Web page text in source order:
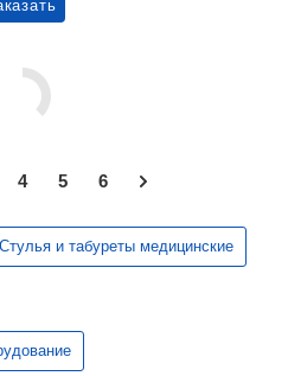
4 5 6
Стулья и табуреты медицинские